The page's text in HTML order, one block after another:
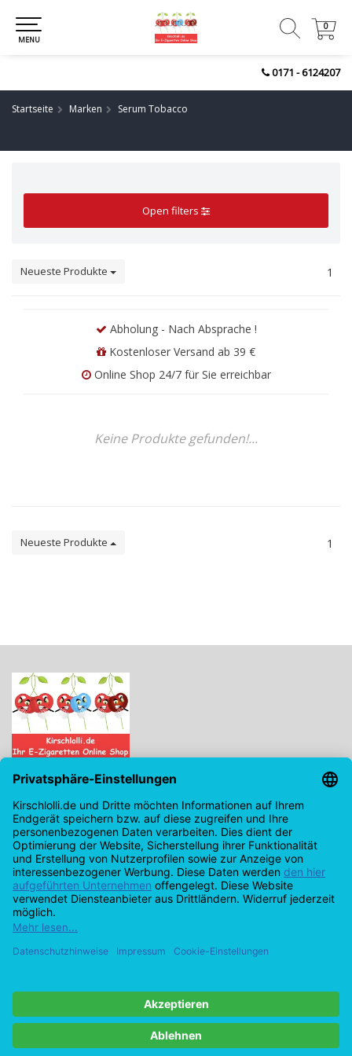
0171 - 6124207
0
0
MENU
Startseite Marken Serum Tobacco
Open filters
Neueste Produkte 1
Abholung - Nach Absprache !
Kostenloser Versand ab 39 €
Online Shop 24/7 für Sie erreichbar
Keine Produkte gefunden!...
Neueste Produkte 1
Kirschlolli.de - Ihr E-Zigaretten Online Shop
Kirchplatz 7, 96114 Hirschaid
0171 - 6124207
info@kirschlolli.de
USt-IdNr.: DE321609131
Kundendienst
Mein Konto
© Copyright 2026 Kirschlolli.de – Ihr E-Zigaretten Online Shop in